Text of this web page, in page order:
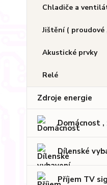
Chladiče a
Jištění (
Akustické prvky
Relé
Zdroje energie
Domácnost ,
Dílenské
Příjem TV